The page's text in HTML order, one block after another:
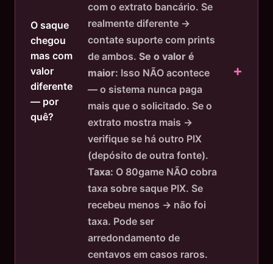
O saque
chegou
mas com
valor
diferente
— por
quê?
com o extrato bancário. Se
realmente diferente →
contate suporte com prints
de ambos. Se o valor é
maior: Isso NÃO acontece
— o sistema nunca paga
mais que o solicitado. Se o
extrato mostra mais →
verifique se há outro PIX
(depósito de outra fonte).
Taxa: O 80game NÃO cobra
taxa sobre saque PIX. Se
recebeu menos → não foi
taxa. Pode ser
arredondamento de
centavos em casos raros.